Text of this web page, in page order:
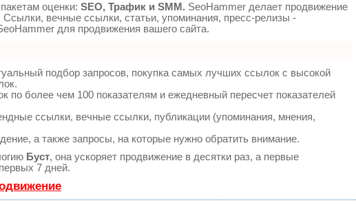
оценки: SEO, Трафик и SMM. SeoHammer делает продвижение
вечные ссылки, статьи, упоминания, пресс-релизы -
для продвижения вашего сайта.
подбор запросов, покупка самых лучших ссылок с высокой
по более чем 100 показателям и ежедневный пересчет показателей
ссылки, вечные ссылки, публикации (упоминания, мнения,
а также запросы, на которые нужно обратить внимание.
Буст, она ускоряет продвижение в десятки раз, а первые
7 дней.